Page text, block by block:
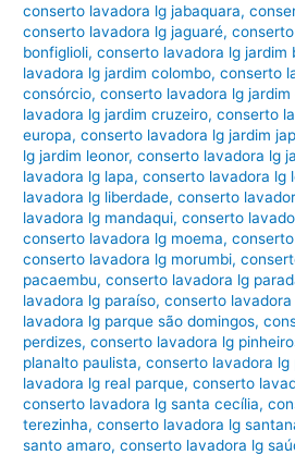
conserto lavadora lg jabaquara,
conserto lavadora lg jaguaré,
bonfiglioli,conserto lavadora lg jardim
lavadora lg jardim colombo,conserto
consórcio,conserto lavadora lg jardim
lavadora lg jardim cruzeiro,conserto
europa,conserto lavadora lg jardim
lg jardim leonor,conserto lavadora lg
lavadora lg lapa,conserto lavadora lg
lavadora lg liberdade,conserto
lavadora lg mandaqui,conserto
conserto lavadora lg moema,
conserto lavadora lg morumbi,
pacaembu,conserto lavadora lg
lavadora lg paraíso,conserto lavadora
lavadora lg parque são domingos,
perdizes,conserto lavadora lg
planalto paulista,conserto lavadora lg
lavadora lg real parque,conserto
conserto lavadora lg santa cecília,
terezinha,conserto lavadora lg
santo amaro,conserto lavadora lg